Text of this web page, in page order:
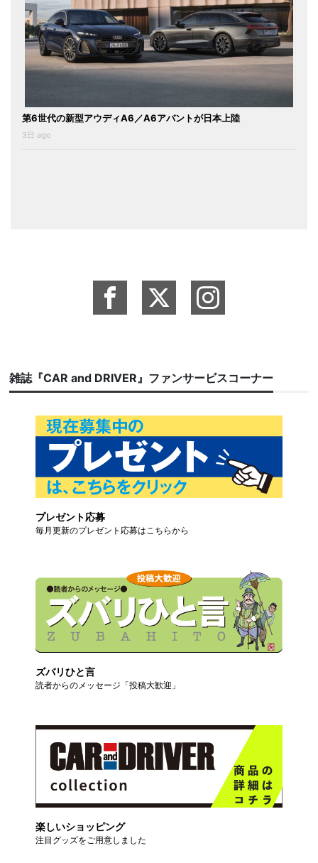
第6世代の新型アウディA6／A6アバントが日本上陸
3日 ago
雑誌『CAR and DRIVER』ファンサービスコーナー
プレゼント応募
毎月更新のプレゼント応募はこちらから
ズバリひと言
読者からのメッセージ「投稿大歓迎」
楽しいショッピング
注目グッズをご用意しました